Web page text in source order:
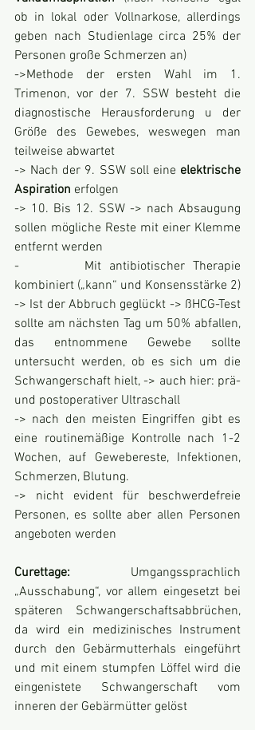
ob in lokal oder Vollnarkose, allerdings
geben nach Studienlage circa 25% der
Personen große Schmerzen an)
->Methode der ersten Wahl im 1.
Trimenon, vor der 7. SSW besteht die
diagnostische Herausforderung u der
Größe des Gewebes, weswegen man
teilweise abwartet
-> Nach der 9. SSW soll eine elektrische
Aspiration erfolgen
-> 10. Bis 12. SSW -> nach Absaugung
sollen mögliche Reste mit einer Klemme
entfernt werden
-        Mit antibiotischer Therapie
kombiniert („kann“ und Konsensstärke 2)
-> Ist der Abbruch geglückt -> ßHCG-Test
sollte am nächsten Tag um 50% abfallen,
das entnommene Gewebe sollte
untersucht werden, ob es sich um die
Schwangerschaft hielt, -> auch hier: prä-
und postoperativer Ultraschall
-> nach den meisten Eingriffen gibt es
eine routinemäßige Kontrolle nach 1-2
Wochen, auf Gewebereste, Infektionen,
Schmerzen, Blutung.
-> nicht evident für beschwerdefreie
Personen, es sollte aber allen Personen
angeboten werden
Curettage: Umgangssprachlich
„Ausschabung“, vor allem eingesetzt bei
späteren Schwangerschaftsabbrüchen,
da wird ein medizinisches Instrument
durch den Gebärmutterhals eingeführt
und mit einem stumpfen Löffel wird die
eingenistete Schwangerschaft vom
inneren der Gebärmütter gelöst